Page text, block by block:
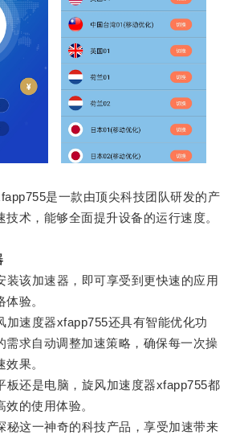
是一款由顶尖科技团队研发的产
术，能够全面提升设备的运行速度。
该加速器，即可享受到更快速的应用
验。
速度器xfapp755还具有智能优化功
需求自动调整加速策略，确保每一次操
果。
还是电脑，旋风加速度器xfapp755都
的使用体验。
这一神奇的科技产品，享受加速带来